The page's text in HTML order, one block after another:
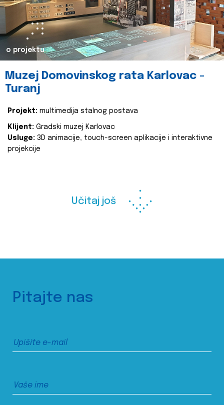
o projektu
Muzej Domovinskog rata Karlovac -
Turanj
Projekt: multimedija stalnog postava
Klijent: Gradski muzej Karlovac
Usluge: 3D animacije, touch-screen aplikacije i interaktivne
projekcije
Učitaj još
Pitajte nas